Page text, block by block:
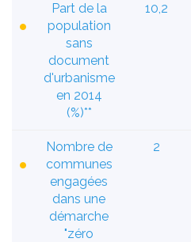
Part de la
population
sans
document
d'urbanisme
en 2014
(%)**
10,2
Nombre de
communes
engagées
dans une
démarche
"zéro
2